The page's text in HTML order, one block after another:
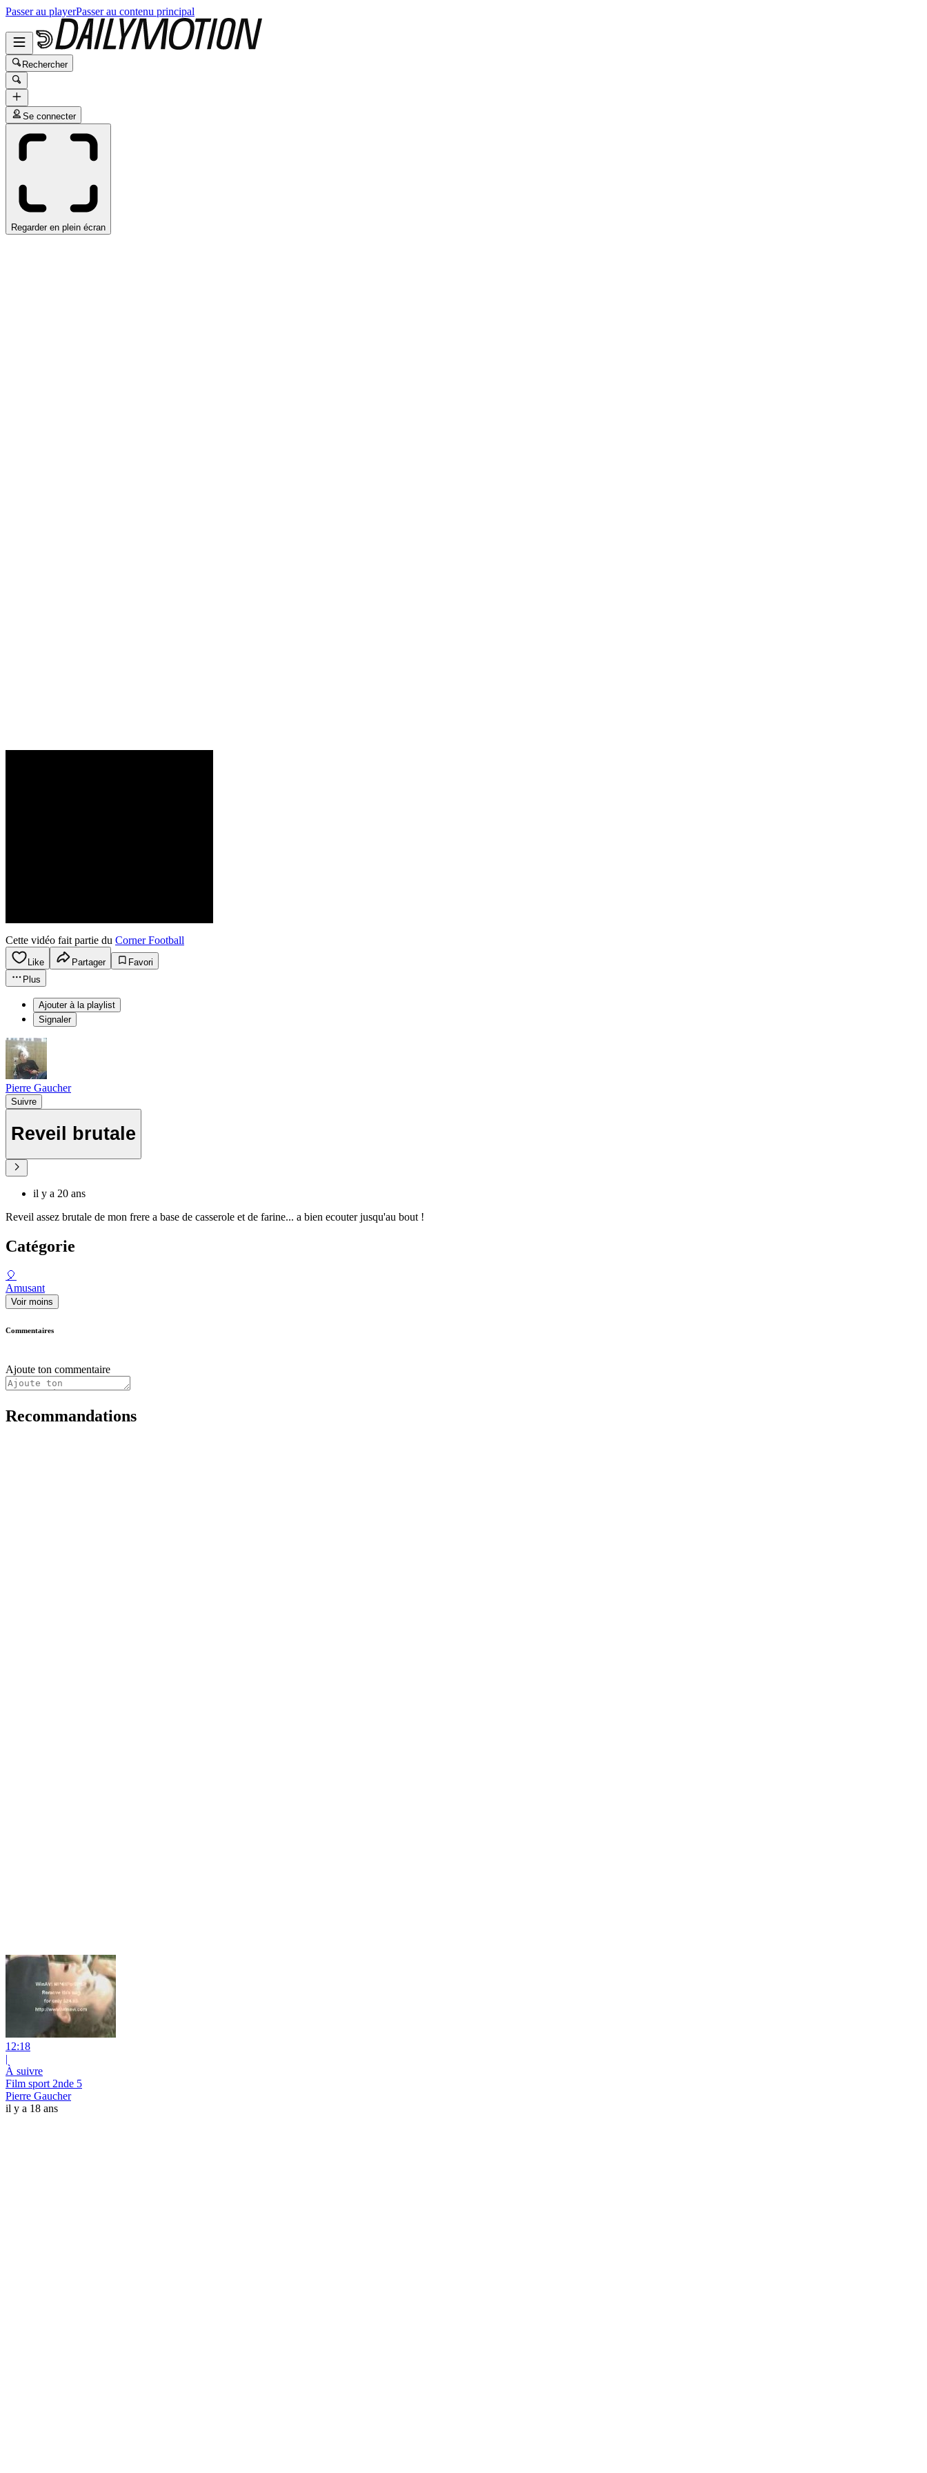
Passer au playerPasser au contenu principal
Rechercher
Se connecter
Regarder en plein écran
Cette vidéo fait partie du Corner Football
Like Partager
Favori
Plus
Ajouter à la playlist
Signaler
Pierre Gaucher
Suivre
Reveil brutale
il y a 20 ans
Reveil assez brutale de mon frere a base de casserole et de farine... a bien ecouter jusqu'au bout !
Catégorie
🎈
Amusant
Voir moins
Commentaires
Ajoute ton commentaire
Recommandations
12:18
|
À suivre
Film sport 2nde 5
Pierre Gaucher
il y a 18 ans